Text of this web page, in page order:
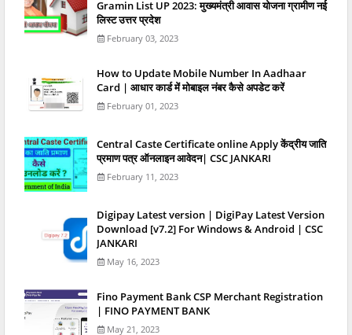
Gramin List UP 2023: मुख्यमंत्री आवास योजना ग्रामीण नई
लिस्ट उत्तर प्रदेश
February 03, 2023
How to Update Mobile Number In Aadhaar
Card | आधार कार्ड में मोबाइल नंबर कैसे अपडेट करें
February 01, 2023
Central Caste Certificate online Apply केंद्रीय जाति
प्रमाण पत्र ऑनलाइन आवेदन| CSC JANKARI
February 11, 2023
Digipay Latest version | DigiPay Latest Version
Download [v7.2] For Windows & Android | CSC
JANKARI
May 16, 2023
Fino Payment Bank CSP Merchant Registration
| FINO PAYMENT BANK
May 21, 2023